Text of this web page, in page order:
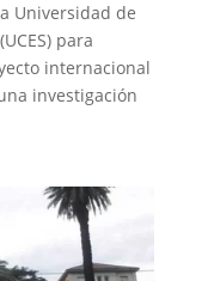
Universidad de
para
internacional
investigación